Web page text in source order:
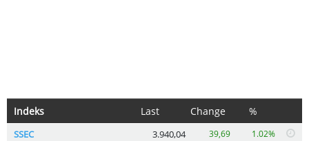
Indeks Last Change %
SSEC 3.940,04 39,69 1.02%